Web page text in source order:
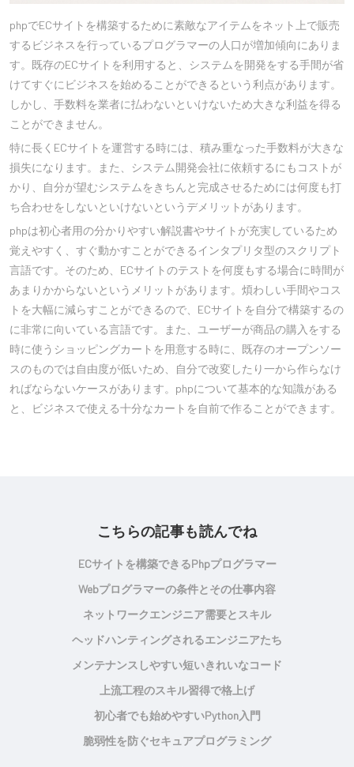
phpでECサイトを構築するために素敵なアイテムをネット上で販売
するビジネスを行っているプログラマーの人口が増加傾向にありま
す。既存のECサイトを利用すると、システムを開発をする手間が省
けてすぐにビジネスを始めることができるという利点があります。
しかし、手数料を業者に払わないといけないため大きな利益を得る
ことができません。
特に長くECサイトを運営する時には、積み重なった手数料が大きな
損失になります。また、システム開発会社に依頼するにもコストが
かり、自分が望むシステムをきちんと完成させるためには何度も打
ち合わせをしないといけないというデメリットがあります。
phpは初心者用の分かりやすい解説書やサイトが充実しているため
覚えやすく、すぐ動かすことができるインタプリタ型のスクリプト
言語です。そのため、ECサイトのテストを何度もする場合に時間が
あまりかからないというメリットがあります。煩わしい手間やコス
トを大幅に減らすことができるので、ECサイトを自分で構築するの
に非常に向いている言語です。また、ユーザーが商品の購入をする
時に使うショッピングカートを用意する時に、既存のオープンソー
スのものでは自由度が低いため、自分で改変したり一から作らなけ
ればならないケースがあります。phpについて基本的な知識がある
と、ビジネスで使える十分なカートを自前で作ることができます。
こちらの記事も読んでね
ECサイトを構築できるphpプログラマー
Webプログラマーの条件とその仕事内容
ネットワークエンジニア需要とスキル
ヘッドハンティングされるエンジニアたち
メンテナンスしやすい短いきれいなコード
上流工程のスキル習得で格上げ
初心者でも始めやすいPython入門
脆弱性を防ぐセキュアプログラミング